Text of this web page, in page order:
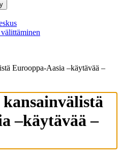
Eurooppa-Aasia –käytävää –
kansainvälistä
–käytävää –